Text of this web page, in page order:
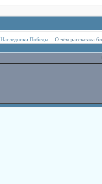
Наследники Победы О чём рассказала